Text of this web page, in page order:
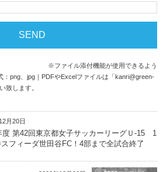
※ファイル添付機能が使用できるよう
png、jpg｜PDFやExcelファイルは「 kanri@green-
致します。
月20日
度 第42回東京都女子サッカーリーグＵ-15 1
フィーダ世田谷FC！4部まで全試合終了